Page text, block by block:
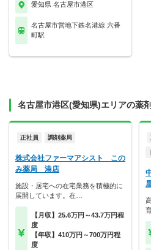
愛知県 名古屋市港区
名古屋市営地下鉄名港線 六番
町駅
名古屋市港区(愛知県)エリアの薬
正社員 調剤薬局
株式会社ファーマアシスト この
み薬局 港店
施設・居宅への在宅業務を積極的に
展開しています。在…
【月収】25.6万円～43.7万円程
度
【年収】410万円～700万円程
度